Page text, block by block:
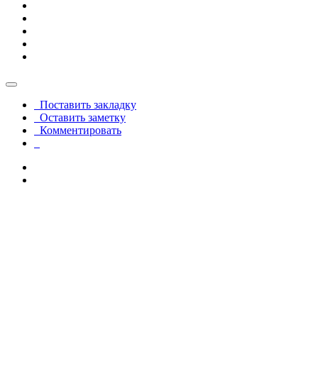
Поставить закладку
Оставить заметку
Комментировать